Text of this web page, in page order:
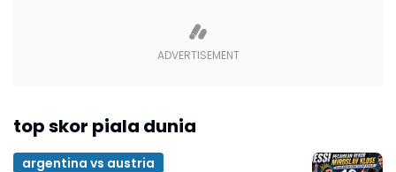
top skor piala dunia
argentina vs austria